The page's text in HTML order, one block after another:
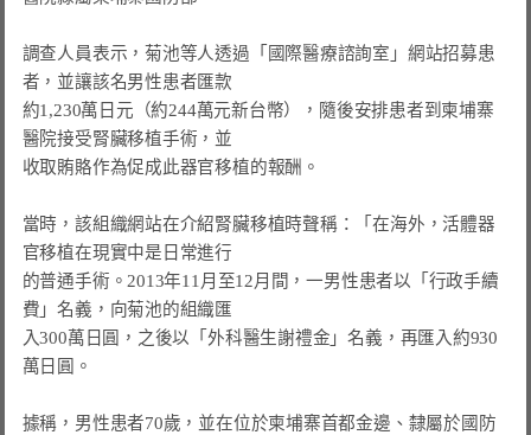
調查人員表示，菊池等人透過「國際醫療諮詢室」網站招募患
者，並讓該名男性患者匯款
約1,230萬日元（約244萬元新台幣），隨後安排患者到柬埔寨
醫院接受腎臟移植手術，並
收取賄賂作為促成此器官移植的報酬。
當時，該組織網站在介紹腎臟移植時聲稱：「在海外，活體器
官移植在現實中是日常進行
的普通手術。2013年11月至12月間，一男性患者以「行政手續
費」名義，向菊池的組織匯
入300萬日圓，之後以「外科醫生謝禮金」名義，再匯入約930
萬日圓。
據稱，男性患者70歲，並在位於柬埔寨首都金邊、隸屬於國防